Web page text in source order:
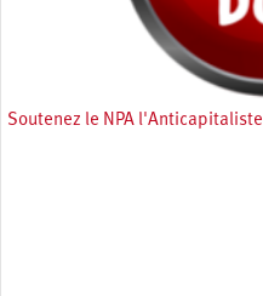
Soutenez le NPA l'Anticapitaliste